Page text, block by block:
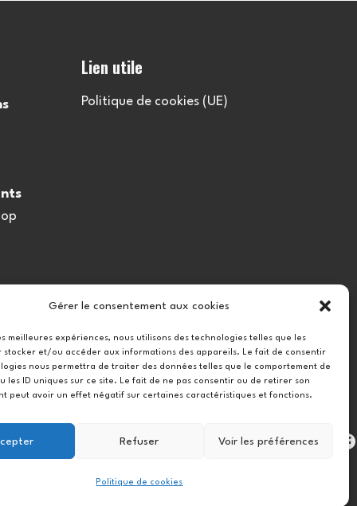
Gérer le consentement aux cookies
meilleures expériences, nous utilisons des technologies telles que les
stocker et/ou accéder aux informations des appareils. Le fait de consentir
nous permettra de traiter des données telles que le comportement de
les ID uniques sur ce site. Le fait de ne pas consentir ou de retirer son
peut avoir un effet négatif sur certaines caractéristiques et fonctions.
Refuser Voir les préférences
Politique de cookies
Lien utile
Politique de cookies (UE)